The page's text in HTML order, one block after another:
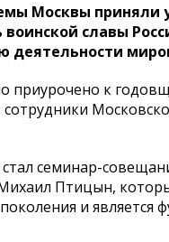
Москвы
славы
деятельности
к
семинар-
Птицын,
и является